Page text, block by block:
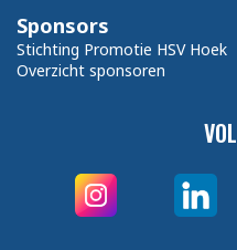
Sponsors
Stichting Promotie HSV Hoek
Overzicht sponsoren